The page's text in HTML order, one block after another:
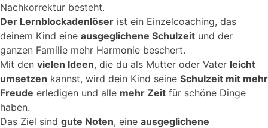
Nachkorrektur besteht.
Der Lernblockadenlöser ist ein Einzelcoaching, das
deinem Kind eine ausgeglichene Schulzeit und der
ganzen Familie mehr Harmonie beschert.
Mit den vielen Ideen, die du als Mutter oder Vater leicht
umsetzen kannst, wird dein Kind seine Schulzeit mit mehr
Freude erledigen und alle mehr Zeit für schöne Dinge
haben.
Das Ziel sind gute Noten, eine ausgeglichene